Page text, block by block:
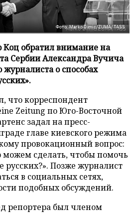
Фото: Marko Dimic/ZUMA/TASS
Коц обратил внимание на
Сербии Александра Вучича
о способах
что корреспондент
Zeitung по Юго-Восточной
задал на пресс-
главе киевского режима
провокационный вопрос:
сделать, чтобы помочь
русских?». Позже журналист
в социальных сетях,
подобных обсуждений.
репортера был членом